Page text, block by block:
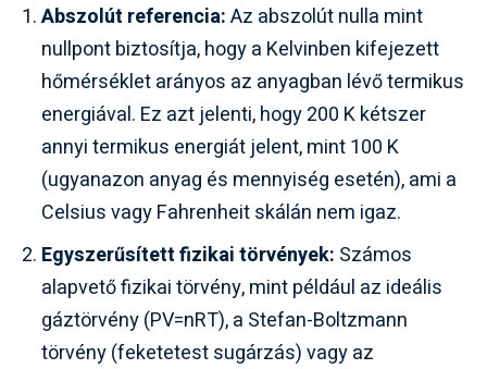
Abszolút referencia:Az abszolút nulla mint
nullpont biztosítja, hogy a Kelvinben kifejezett
hőmérséklet arányos az anyagban lévő termikus
energiával. Ez azt jelenti, hogy 200 K kétszer
annyi termikus energiát jelent, mint 100 K
(ugyanazon anyag és mennyiség esetén), ami a
Celsius vagy Fahrenheit skálán nem igaz.
Egyszerűsített fizikai törvények: Számos
alapvető fizikai törvény, mint például az ideális
gáztörvény (PV=nRT), a Stefan-Boltzmann
törvény (feketetest sugárzás) vagy az